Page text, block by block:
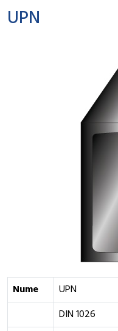
UPN
Nume
UPN
DIN 1026